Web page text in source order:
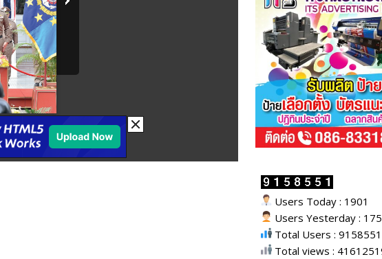
Users Today : 1901
Users Yesterday :
Total Users : 9158551
Total views :